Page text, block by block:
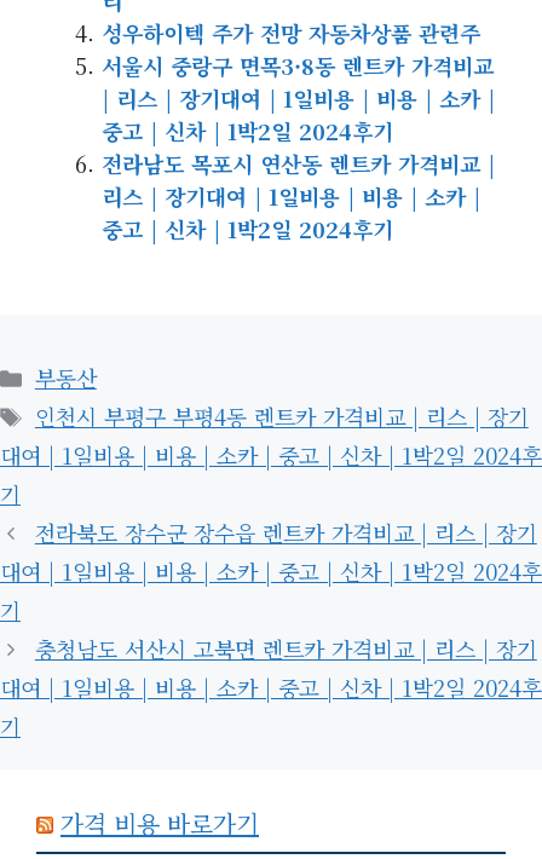
성우하이텍 주가 전망 자동차상품 관련주
서울시 중랑구 면목3·8동 렌트카 가격비교
| 리스 | 장기대여 | 1일비용 | 비용 | 소카 |
중고 | 신차 | 1박2일 2024후기
전라남도 목포시 연산동 렌트카 가격비교 |
리스 | 장기대여 | 1일비용 | 비용 | 소카 |
중고 | 신차 | 1박2일 2024후기
카
테
고
리
부동산
태
그
인천시 부평구 부평4동 렌트카 가격비교 | 리스 | 장기
대여 | 1일비용 | 비용 | 소카 | 중고 | 신차 | 1박2일 2024후
기
전라북도 장수군 장수읍 렌트카 가격비교 | 리스 | 장기
대여 | 1일비용 | 비용 | 소카 | 중고 | 신차 | 1박2일 2024후
기
충청남도 서산시 고북면 렌트카 가격비교 | 리스 | 장기
대여 | 1일비용 | 비용 | 소카 | 중고 | 신차 | 1박2일 2024후
기
가격 비용 바로가기